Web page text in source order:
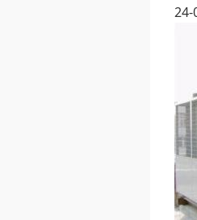
24-